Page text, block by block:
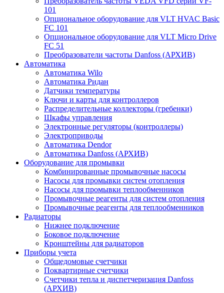
101
Опциональное оборудование для VLT HVAC Basic
FC 101
Опциональное оборудование для VLT Micro Drive
FC 51
Преобразователи частоты Danfoss (АРХИВ)
Автоматика
Автоматика Wilo
Автоматика Ридан
Датчики температуры
Ключи и карты для контроллеров
Распределительные коллекторы (гребенки)
Шкафы управления
Электронные регуляторы (контроллеры)
Электроприводы
Автоматика Dendor
Автоматика Danfoss (АРХИВ)
Оборудование для промывки
Комбинированные промывочные насосы
Насосы для промывки систем отопления
Насосы для промывки теплообменников
Промывочные реагенты для систем отопления
Промывочные реагенты для теплообменников
Радиаторы
Нижнее подключение
Боковое подключение
Кронштейны для радиаторов
Приборы учета
Общедомовые счетчики
Поквартирные счетчики
Счетчики тепла и диспетчеризация Danfoss
(АРХИВ)